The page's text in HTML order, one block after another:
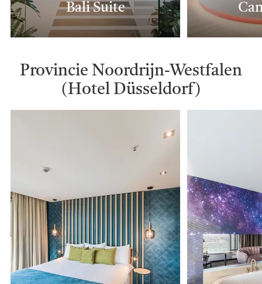
Bali Suite
Provincie Noordrijn-Westfalen
(Hotel Düsseldorf)